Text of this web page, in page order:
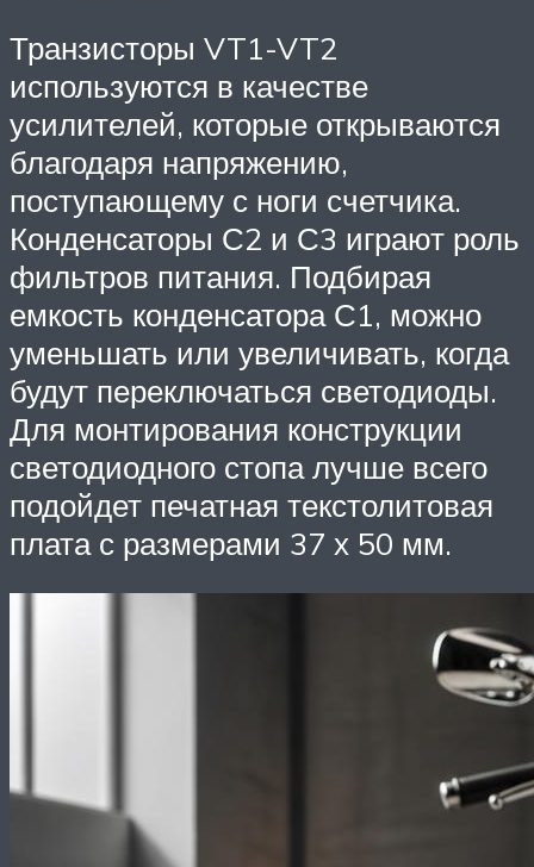
Транзисторы VT1-VT2
используются в качестве
усилителей, которые открываются
благодаря напряжению,
поступающему с ноги счетчика.
Конденсаторы С2 и С3 играют роль
фильтров питания. Подбирая
емкость конденсатора С1, можно
уменьшать или увеличивать, когда
будут переключаться светодиоды.
Для монтирования конструкции
светодиодного стопа лучше всего
подойдет печатная текстолитовая
плата с размерами 37 х 50 мм.